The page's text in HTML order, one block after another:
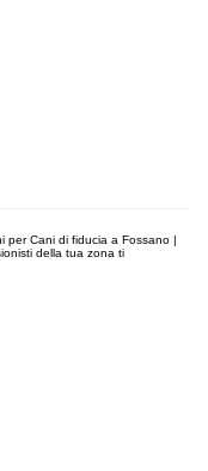
per Cani di fiducia a Fossano |
della tua zona ti